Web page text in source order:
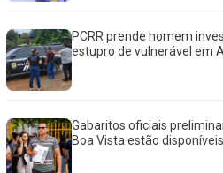
PCRR prende homem
estupro de vulnerável em
Gabaritos oficiais
Boa Vista estão